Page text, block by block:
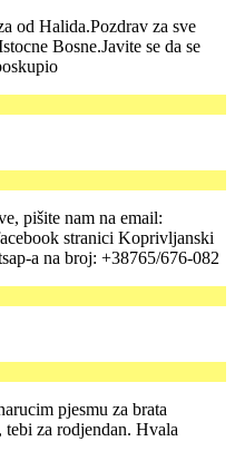
od Halida.Pozdrav za sve
Bosne.Javite se da se
pišite nam na email:
stranici Koprivljanski
a na broj: +38765/676-082
pjesmu za brata
tebi za rodjendan. Hvala